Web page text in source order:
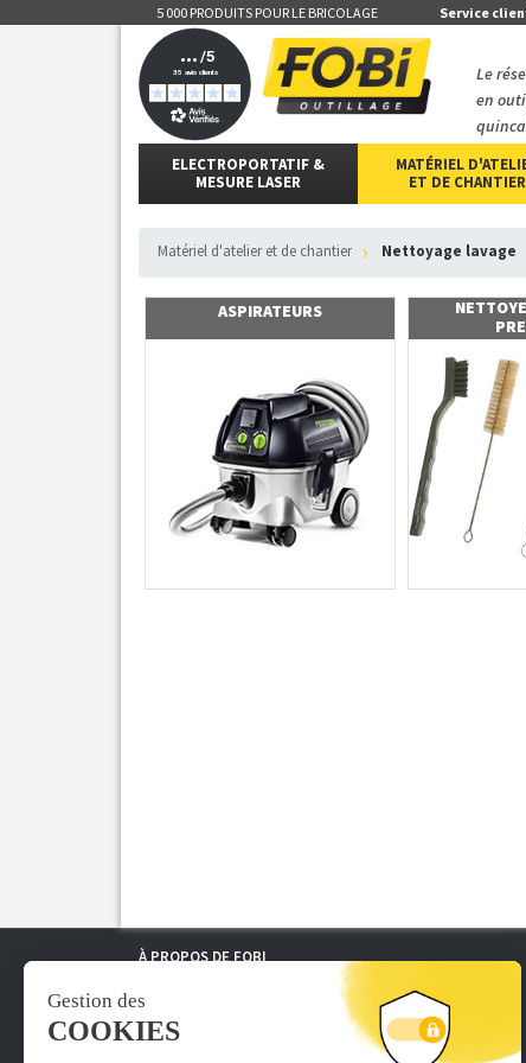
5 000 PRODUITS POUR LE BRICOLAGE Service
Le
en
ELECTROPORTATIF &
MESURE LASER
MATÉRIEL
ET DE CHANTIER
matériel d'atelier et de chantier nettoyage lavage
ASPIRATEURS
À PROPOS DE FOBI
› Qui sommes nous ?
› Nos conditions générales de vente